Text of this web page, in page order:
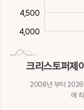
4,000
4,500
크리스토퍼제
2008년 부터 2026
에